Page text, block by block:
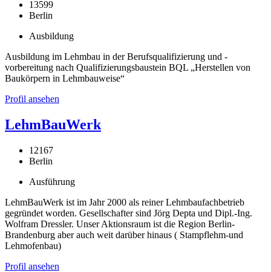
13599
Berlin
Ausbildung
Ausbildung im Lehmbau in der Berufsqualifizierung und -
vorbereitung nach Qualifizierungsbaustein BQL „Herstellen von
Baukörpern in Lehmbauweise“
Profil ansehen
LehmBauWerk
12167
Berlin
Ausführung
LehmBauWerk ist im Jahr 2000 als reiner Lehmbaufachbetrieb
gegründet worden. Gesellschafter sind Jörg Depta und Dipl.-Ing.
Wolfram Dressler. Unser Aktionsraum ist die Region Berlin-
Brandenburg aber auch weit darüber hinaus ( Stampflehm-und
Lehmofenbau)
Profil ansehen